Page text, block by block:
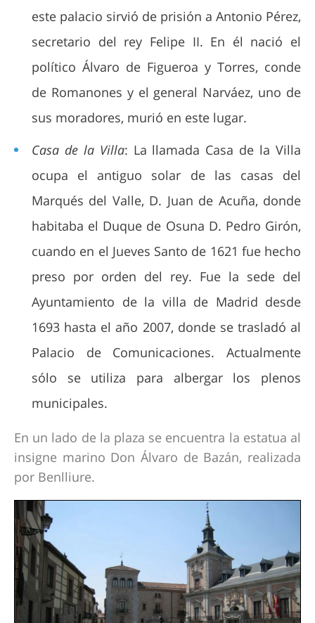
este palacio sirvió de prisión a Antonio Pérez,
secretario del rey Felipe II. En él nació el
político Álvaro de Figueroa y Torres, conde
de Romanones y el general Narváez, uno de
sus moradores, murió en este lugar.
Casa de la Villa: La llamada Casa de la Villa
ocupa el antiguo solar de las casas del
Marqués del Valle, D. Juan de Acuña, donde
habitaba el Duque de Osuna D. Pedro Girón,
cuando en el Jueves Santo de 1621 fue hecho
preso por orden del rey. Fue la sede del
Ayuntamiento de la villa de Madrid desde
1693 hasta el año 2007, donde se trasladó al
Palacio de Comunicaciones. Actualmente
sólo se utiliza para albergar los plenos
municipales.
En un lado de la plaza se encuentra la estatua al
insigne marino Don Álvaro de Bazán, realizada
por Benlliure.